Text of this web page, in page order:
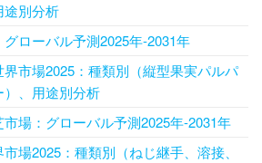
途別分析
ローバル予測2025年-2031年
市場2025：種類別（縦型果実パルパ
、用途別分析
場：グローバル予測2025年-2031年
場2025：種類別（ねじ継手、溶接、